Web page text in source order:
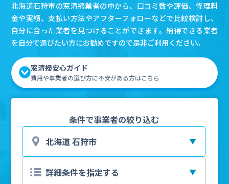
北海道石狩市の窓清掃業者の中から、口コミ数や評価、修理料
金や実績、支払い方法やアフターフォローなどで比較検討し、
自分に合った業者を見つけることができます。納得できる業者
を自分で選びたい方にお勧めですので是非ご利用ください。
窓清掃安心ガイド
費用や事業者の選び方に不安がある方はこちら
条件で事業者の絞り込む